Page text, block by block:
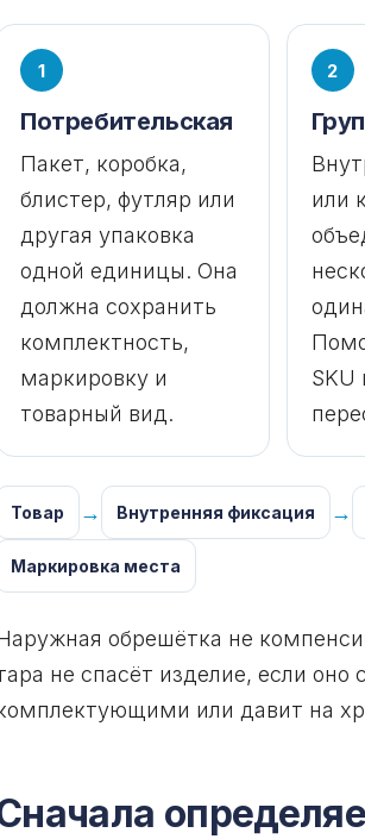
1
Потребительская
Пакет, коробка,
блистер, футляр или
другая упаковка
одной единицы. Она
должна сохранить
комплектность,
маркировку и
товарный вид.
2
или
SKU
Товар → Внутренняя фиксация →
Маркировка места
обрешётка не
не спасёт изделие, если
или давит на